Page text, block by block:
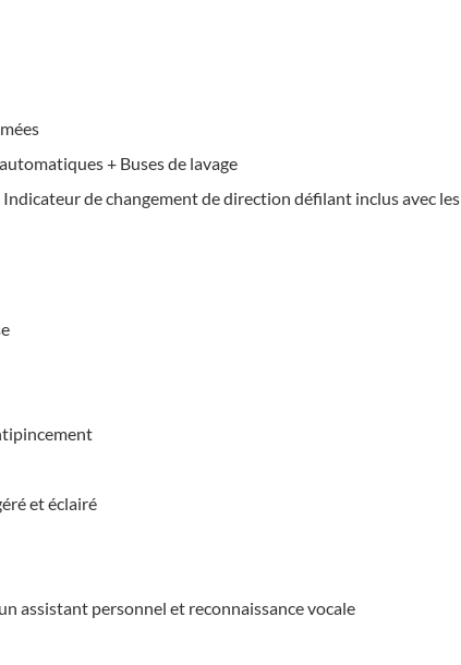
+ Buses de lavage
de changement de direction défilant inclus avec les
et éclairé
assistant personnel et reconnaissance vocale